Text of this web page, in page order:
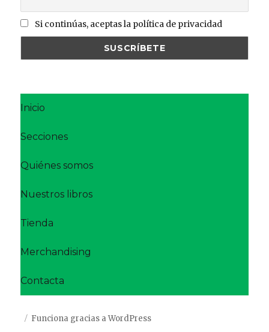
Si continúas, aceptas la política de privacidad
Inicio
Secciones
Quiénes somos
Nuestros libros
Tienda
Merchandising
Contacta
Funciona gracias a WordPress